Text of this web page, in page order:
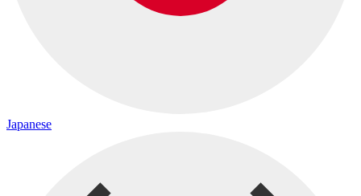
Japanese